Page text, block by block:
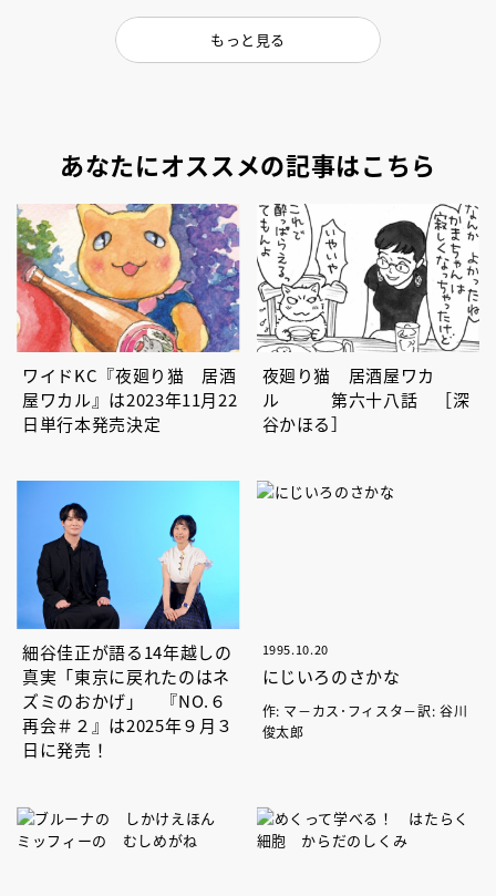
もっと見る
あなたにオススメの記事はこちら
ワイドKC『夜廻り猫 居酒
屋ワカル』は2023年11月22
日単行本発売決定
夜廻り猫 居酒屋ワカ
ル 第六十八話 ［深
谷かほる］
細谷佳正が語る14年越しの
真実「東京に戻れたのはネ
ズミのおかげ」 『NO.６
再会＃２』は2025年９月３
日に発売！
1995.10.20
にじいろのさかな
作: マ－カス･フィスタ－訳: 谷川
俊太郎